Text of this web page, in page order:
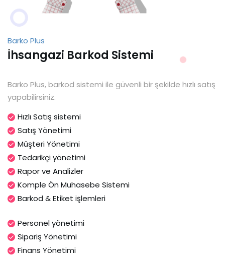
Barko Plus
İhsangazi Barkod Sistemi
Barko Plus, barkod sistemi ile güvenli bir şekilde hızlı satış
yapabilirsiniz.
Hızlı Satış sistemi
Satış Yönetimi
Müşteri Yönetimi
Tedarikçi yönetimi
Rapor ve Analizler
Komple Ön Muhasebe Sistemi
Barkod & Etiket işlemleri
Personel yönetimi
Sipariş Yönetimi
Finans Yönetimi